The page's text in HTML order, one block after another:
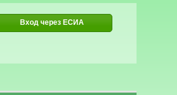
Вход через ЕСИА